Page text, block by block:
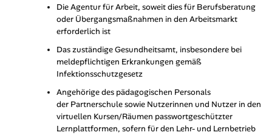
Die Agentur für Arbeit, soweit dies für Berufsberatung
oder Übergangsmaßnahmen in den Arbeitsmarkt
erforderlich ist
Das zuständige Gesundheitsamt, insbesondere bei
meldepflichtigen Erkrankungen gemäß
Infektionsschutzgesetz
Angehörige des pädagogischen Personals
der Partnerschule sowie Nutzerinnen und Nutzer in den
virtuellen Kursen/Räumen passwortgeschützter
Lernplattformen, sofern für den Lehr- und Lernbetrieb